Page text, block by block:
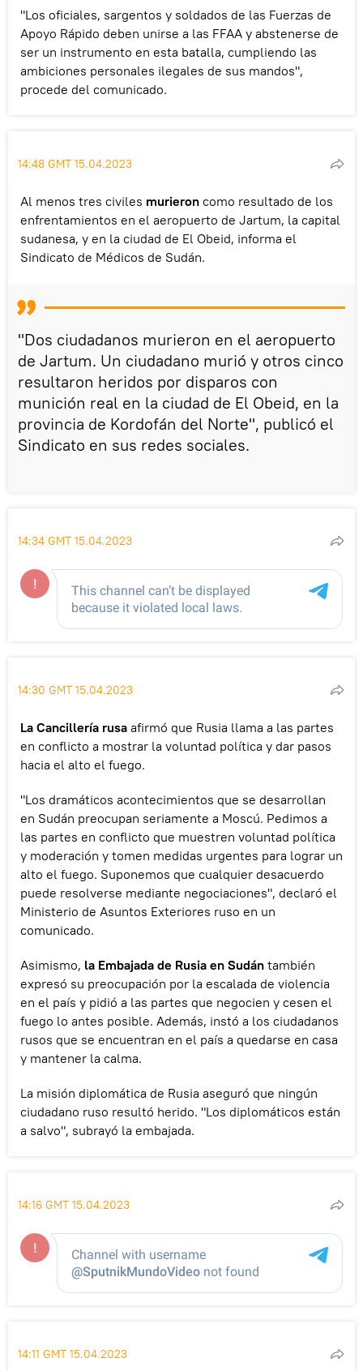
"Los oficiales, sargentos y soldados de las Fuerzas de
Apoyo Rápido deben unirse a las FFAA y abstenerse de
ser un instrumento en esta batalla, cumpliendo las
ambiciones personales ilegales de sus mandos",
procede del comunicado.
14:48 GMT 15.04.2023
Al menos tres civiles murieron como resultado de los
enfrentamientos en el aeropuerto de Jartum, la capital
sudanesa, y en la ciudad de El Obeid, informa el
Sindicato de Médicos de Sudán.
"Dos ciudadanos murieron en el aeropuerto
de Jartum. Un ciudadano murió y otros cinco
resultaron heridos por disparos con
munición real en la ciudad de El Obeid, en la
provincia de Kordofán del Norte", publicó el
Sindicato en sus redes sociales.
14:34 GMT 15.04.2023
14:30 GMT 15.04.2023
La Cancillería rusa afirmó que Rusia llama a las partes
en conflicto a mostrar la voluntad política y dar pasos
hacia el alto el fuego.
"Los dramáticos acontecimientos que se desarrollan
en Sudán preocupan seriamente a Moscú. Pedimos a
las partes en conflicto que muestren voluntad política
y moderación y tomen medidas urgentes para lograr un
alto el fuego. Suponemos que cualquier desacuerdo
puede resolverse mediante negociaciones", declaró el
Ministerio de Asuntos Exteriores ruso en un
comunicado.
Asimismo, la Embajada de Rusia en Sudán también
expresó su preocupación por la escalada de violencia
en el país y pidió a las partes que negocien y cesen el
fuego lo antes posible. Además, instó a los ciudadanos
rusos que se encuentran en el país a quedarse en casa
y mantener la calma.
La misión diplomática de Rusia aseguró que ningún
ciudadano ruso resultó herido. "Los diplomáticos están
a salvo", subrayó la embajada.
14:16 GMT 15.04.2023
14:11 GMT 15.04.2023